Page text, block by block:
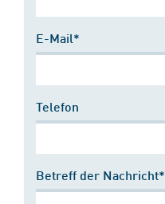
E-Mail*
Telefon
Betreff der Nachricht*